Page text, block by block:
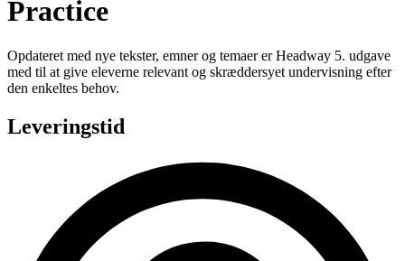
Practice
Opdateret med nye tekster, emner og temaer er Headway 5. udgave
med til at give eleverne relevant og skræddersyet undervisning efter
den enkeltes behov.
Leveringstid